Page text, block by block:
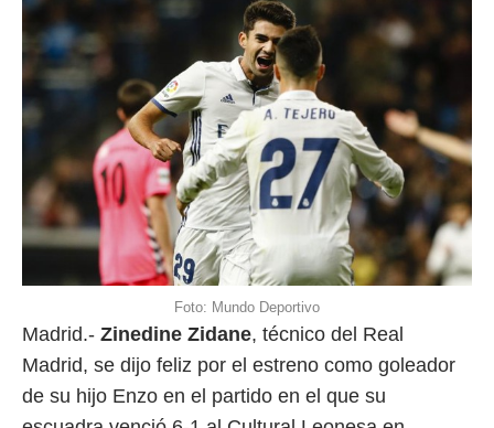
Foto: Mundo Deportivo
Madrid.- Zinedine Zidane, técnico del Real
Madrid, se dijo feliz por el estreno como goleador
de su hijo Enzo en el partido en el que su